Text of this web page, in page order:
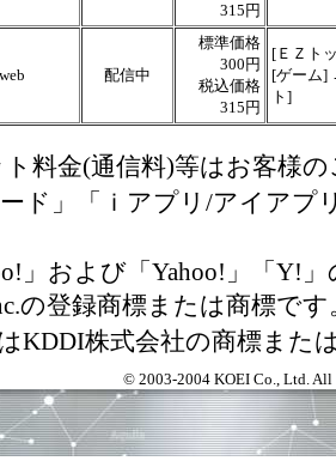
315円
配信中
標準価格
300円
税込価格
315円
[ＥＺト
[ゲーム]
ト]
料金(通信料)等はお客様
ド」「ｉアプリ/アイアプ
」および「Yahoo!」「Y!
の登録商標または商標です
KDDI株式会社の商標また
© 2003-2004 KOEI Co., Ltd. All